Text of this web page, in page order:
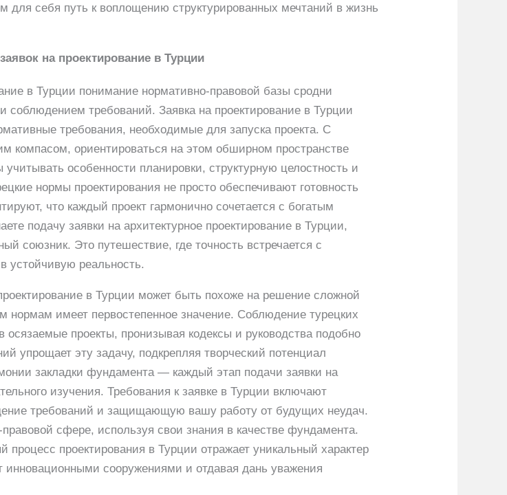
для себя путь к воплощению структурированных мечтаний в жизнь
на проектирование в Турции
в Турции понимание нормативно-правовой базы сродни
требований. Заявка на проектирование в Турции
требования, необходимые для запуска проекта. С
компасом, ориентироваться на этом обширном пространстве
особенности планировки, структурную целостность и
нормы проектирования не просто обеспечивают готовность
что каждый проект гармонично сочетается с богатым
подачу заявки на архитектурное проектирование в Турции,
союзник. Это путешествие, где точность встречается с
устойчивую реальность.
в Турции может быть похоже на решение сложной
нормам имеет первостепенное значение. Соблюдение турецких
проекты, пронизывая кодексы и руководства подобно
упрощает эту задачу, подкрепляя творческий потенциал
закладки фундамента — каждый этап подачи заявки на
изучения. Требования к заявке в Турции включают
требований и защищающую вашу работу от будущих неудач.
сфере, используя свои знания в качестве фундамента.
процесс проектирования в Турции отражает уникальный характер
сооружениями и отдавая дань уважения